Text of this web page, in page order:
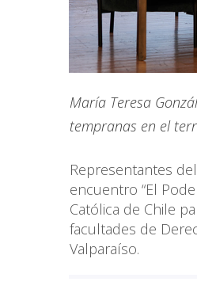
María Teresa
tempranas en el
Representantes
encuentro “El
Católica de Chile
facultades de
Valparaíso.